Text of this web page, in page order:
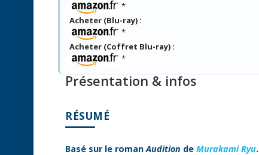
*
Acheter (Blu-ray) :
*
Acheter (Coffret Blu-ray) :
*
Présentation & infos
RÉSUMÉ
Basé sur le romanAudition de Murakami Ryu.